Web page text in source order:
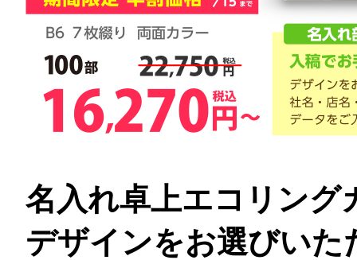
名入れ卓上エコリング
デザインをお選びいた